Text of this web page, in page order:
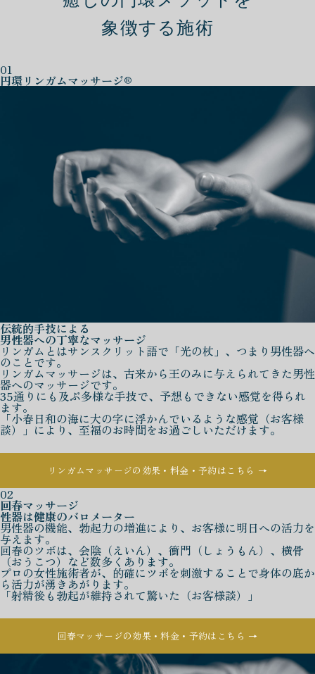
象徴する施術
01
円環リンガムマッサージ®
伝統的手技による
男性器への丁寧なマッサージ
リンガムとはサンスクリット語で「光の杖」、つまり男性器へ
のことです。
リンガムマッサージは、古来から王のみに与えられてきた男性
器へのマッサージです。
35通りにも及ぶ多様な手技で、予想もできない感覚を得られ
ます。
「小春日和の海に大の字に浮かんでいるような感覚（お客様
談）」により、至福のお時間をお過ごしいただけます。
リンガムマッサージの効果・料金・予約はこちら →
02
回春マッサージ
性器は健康のバロメーター
男性器の機能、勃起力の増進により、お客様に明日への活力を
与えます。
回春のツボは、会陰（えいん）、衝門（しょうもん）、横骨
（おうこつ）など数多くあります。
プロの女性施術者が、的確にツボを刺激することで身体の底か
ら活力が湧きあがります。
「射精後も勃起が維持されて驚いた（お客様談）」
回春マッサージの効果・料金・予約はこちら →